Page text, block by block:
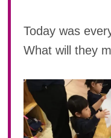
2024年 07月(22)
2024年 06月(20)
2024年 04月(21)
2024年 03月(20)
2024年 02月(19)
Today was
What will they